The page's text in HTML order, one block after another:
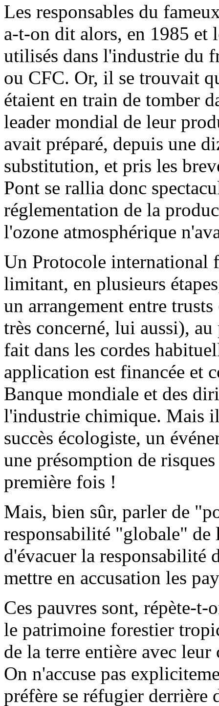
Les responsables du
a-t-on dit alors, en 1985 et
utilisés dans l'industrie du
ou CFC. Or, il se trouvait
étaient en train de tomber
leader mondial de leur
avait préparé, depuis une
substitution, et pris les
Pont se rallia donc
réglementation de la
l'ozone atmosphérique
Un Protocole international
limitant, en plusieurs
un arrangement entre
très concerné, lui aussi),
fait dans les cordes
application est financée et
Banque mondiale et des
l'industrie chimique. Mais
succès écologiste, un
une présomption de
première fois !
Mais, bien sûr, parler de
responsabilité "globale" de
d'évacuer la responsabilité
mettre en accusation les
Ces pauvres sont, répète-
le patrimoine forestier
de la terre entière avec
On n'accuse pas
préfère se réfugier derrière